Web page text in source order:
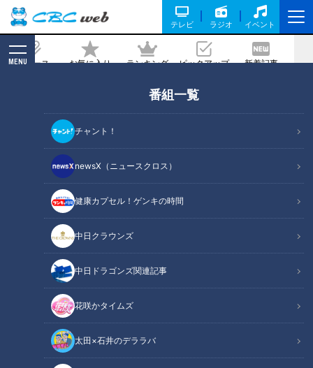
テレビ ラジオ イベント
ニュース お気に入り ランキング ピックアップ 新着記事
MENU
番組一覧
チャント！
newsX（ニュースクロス）
健康カプセル！ゲンキの時間
中日クラウンズ
中日ドラゴンズ関連記事
花咲かタイムズ
太田×石井のデララバ
ーの極意“もっと威圧感を！そして我が
物顔で打て！”
2024/01/22 16:50